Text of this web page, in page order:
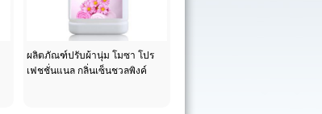
ผลิตภัณฑ์ปรับผ้านุ่ม โมซา โปร
เฟชชั่นแนล กลิ่นเซ็นชวลพิงค์